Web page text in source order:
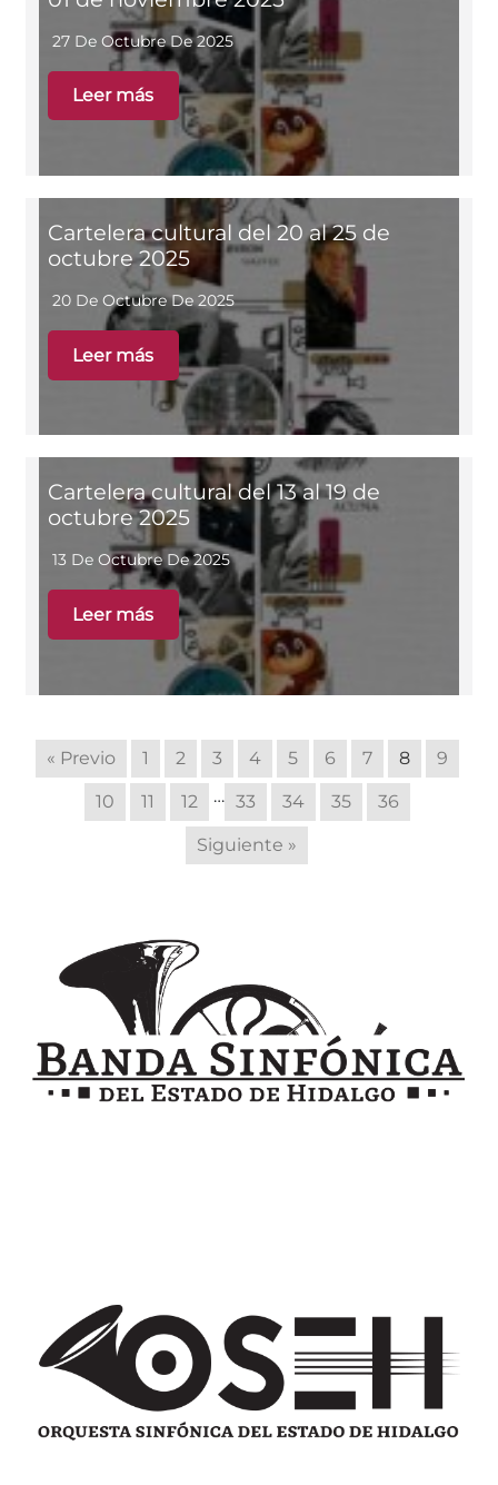
27 De Octubre De 2025
Leer más
Cartelera cultural del 20 al 25 de
octubre 2025
20 De Octubre De 2025
Leer más
Cartelera cultural del 13 al 19 de
octubre 2025
13 De Octubre De 2025
Leer más
« Previo 1 2 3 4 5 6 7 8 9
10 11 12 … 33 34 35 36
Siguiente »